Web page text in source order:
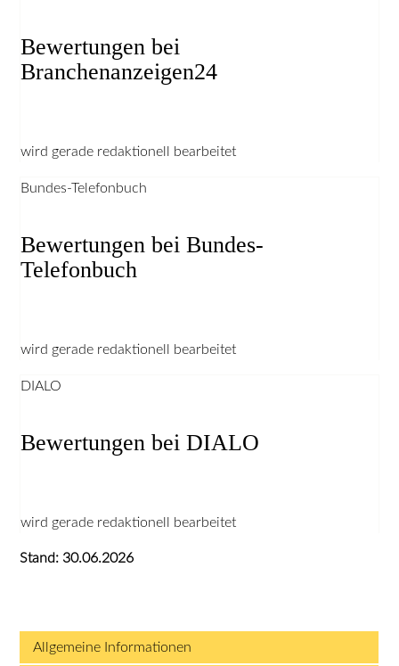
Bewertungen bei
Branchenanzeigen24
wird gerade redaktionell bearbeitet
Bundes-Telefonbuch
Bewertungen bei Bundes-
Telefonbuch
wird gerade redaktionell bearbeitet
DIALO
Bewertungen bei DIALO
wird gerade redaktionell bearbeitet
Stand: 30.06.2026
Allgemeine Informationen